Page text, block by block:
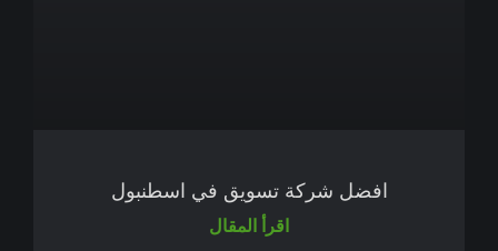
افضل شركة تسويق في اسطنبول
اقرأ المقال